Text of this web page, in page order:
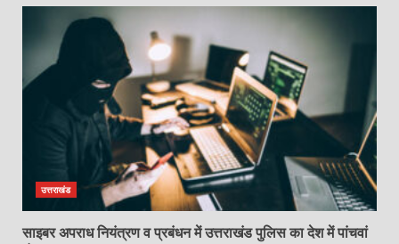
उत्तराखंड
साइबर अपराध नियंत्रण व प्रबंधन में उत्तराखंड पुलिस का देश में पांचवां